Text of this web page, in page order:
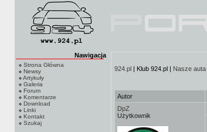
Nawigacja
Strona Główna
Newsy
Artykuły
Galeria
Forum
Komentarze
Download
Linki
Kontakt
Szukaj
924.pl | Klub 924.pl | Nasze auta
Autor
DpZ
Użytkownik